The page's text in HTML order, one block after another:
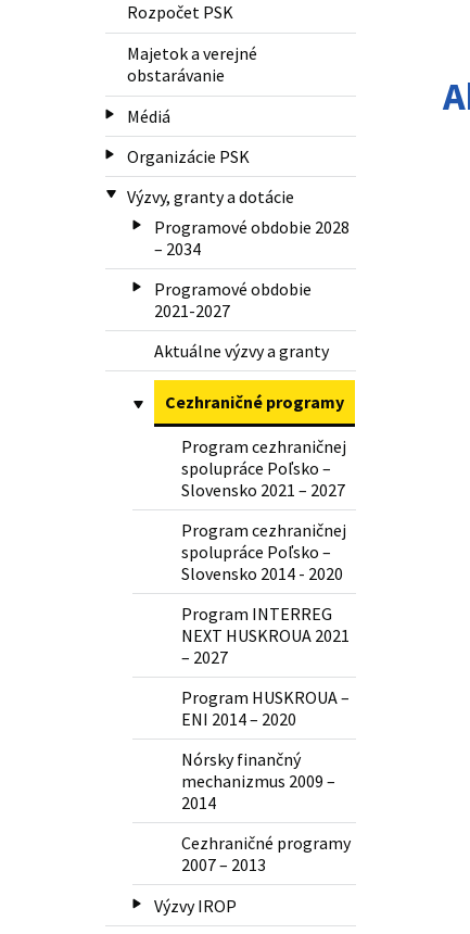
Rozpočet PSK
Majetok a verejné
obstarávanie
Médiá
Organizácie PSK
Výzvy, granty a dotácie
Programové obdobie 2028
– 2034
Programové obdobie
2021-2027
Aktuálne výzvy a granty
Cezhraničné programy
Program cezhraničnej
spolupráce Poľsko –
Slovensko 2021 – 2027
Program cezhraničnej
spolupráce Poľsko –
Slovensko 2014 - 2020
Program INTERREG
NEXT HUSKROUA 2021
– 2027
Program HUSKROUA –
ENI 2014 – 2020
Nórsky finančný
mechanizmus 2009 –
2014
Cezhraničné programy
2007 – 2013
Výzvy IROP